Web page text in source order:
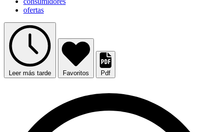
ofertas
Leer más tarde Favoritos Pdf